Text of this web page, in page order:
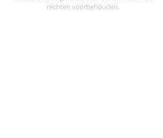
rechten voorbehouden.